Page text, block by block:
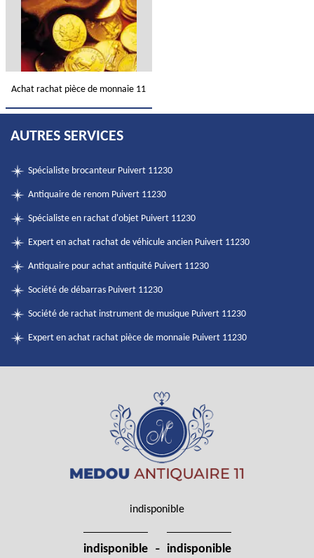
Achat rachat pièce de monnaie 11
AUTRES SERVICES
Spécialiste brocanteur Puivert 11230
Antiquaire de renom Puivert 11230
Spécialiste en rachat d'objet Puivert 11230
Expert en achat rachat de véhicule ancien Puivert 11230
Antiquaire pour achat antiquité Puivert 11230
Société de débarras Puivert 11230
Société de rachat instrument de musique Puivert 11230
Expert en achat rachat pièce de monnaie Puivert 11230
indisponible
indisponible - indisponible